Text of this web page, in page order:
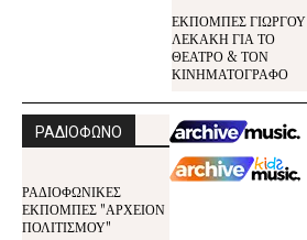
ΕΚΠΟΜΠΕΣ ΓΙΩΡΓΟΥ
ΛΕΚΑΚΗ ΓΙΑ ΤΟ
ΘΕΑΤΡΟ & ΤΟΝ
ΚΙΝΗΜΑΤΟΓΡΑΦΟ
ΡΑΔΙΟΦΩΝΟ
ΡΑΔΙΟΦΩΝΙΚΕΣ
ΕΚΠΟΜΠΕΣ "ΑΡΧΕΙΟΝ
ΠΟΛΙΤΙΣΜΟΥ"